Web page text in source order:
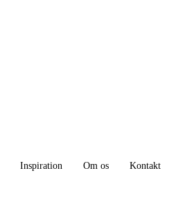
Inspiration Om os Kontakt